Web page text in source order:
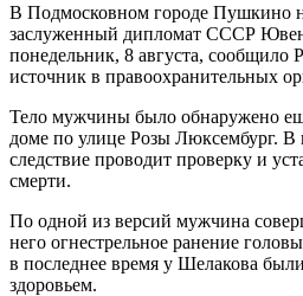
В Подмосковном городе Пушкино
заслуженный дипломат СССР
понедельник, 8 августа,
источник в правоохранительных
Тело мужчины было обнаружено
доме по улице Розы Люксембург. В
следствие проводит проверку и
смерти.
По одной из версий мужчина
него огнестрельное ранение
в последнее время у Шелакова
здоровьем.